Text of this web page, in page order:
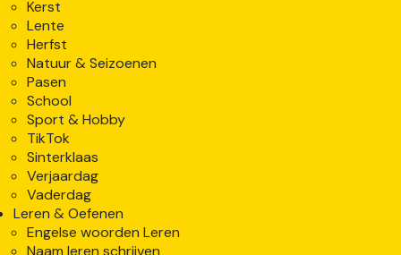
Kerst
Lente
Herfst
Natuur & Seizoenen
Pasen
School
Sport & Hobby
TikTok
Sinterklaas
Verjaardag
Vaderdag
Leren & Oefenen
Engelse woorden Leren
Naam leren schrijven